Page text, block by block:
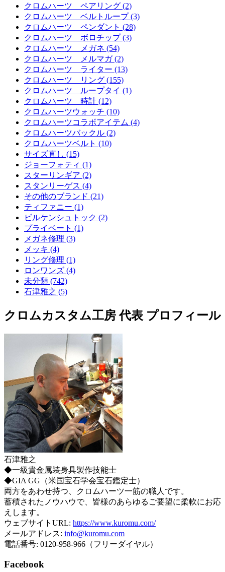
クロムハーツ ペアリング (2)
クロムハーツ ベルトループ (3)
クロムハーツ ペンダント (28)
クロムハーツ ボロチップ (3)
クロムハーツ メガネ (54)
クロムハーツ メルマガ (2)
クロムハーツ ライター (13)
クロムハーツ リング (155)
クロムハーツ ループタイ (1)
クロムハーツ 時計 (12)
クロムハーツウォッチ (10)
クロムハーツコラボアイテム (4)
クロムハーツバックル (2)
クロムハーツベルト (10)
サイズ直し (15)
ジョーフォティ (1)
スターリンギア (2)
スタンリーゲス (4)
その他のブランド (21)
ティファニー (1)
ビルケンシュトック (2)
プライベート (1)
メガネ修理 (3)
メッキ (4)
リング修理 (1)
ロンワンズ (4)
未分類 (742)
石津雅之 (5)
クロムカスタム工房 代表 プロフィール
石津雅之
◆一級貴金属装身具製作技能士
◆GIA GG（米国宝石学会宝石鑑定士）
両方をあわせ持つ、クロムハーツ一筋の職人です。
蓄積されたノウハウで、皆様のあらゆるご要望に柔軟にお応
えします。
ウェブサイトURL: https://www.kuromu.com/
メールアドレス: info@kuromu.com
電話番号: 0120-958-966（フリーダイヤル）
Facebook